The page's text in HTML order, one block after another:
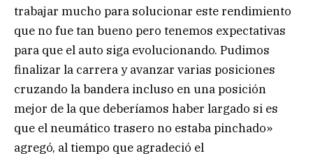
trabajar mucho para solucionar este rendimiento
que no fue tan bueno pero tenemos expectativas
para que el auto siga evolucionando. Pudimos
finalizar la carrera y avanzar varias posiciones
cruzando la bandera incluso en una posición
mejor de la que deberíamos haber largado si es
que el neumático trasero no estaba pinchado»
agregó, al tiempo que agradeció el